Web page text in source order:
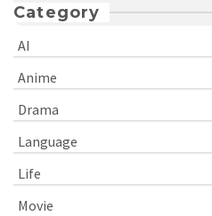
Category
AI
Anime
Drama
Language
Life
Movie